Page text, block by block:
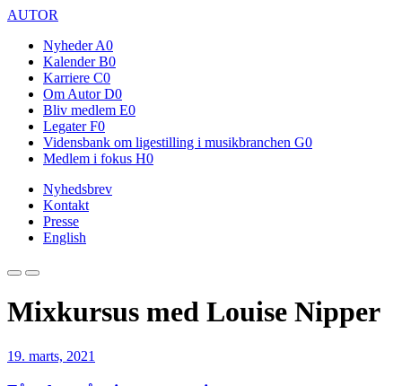
AUTOR
Nyheder A0
Kalender B0
Karriere C0
Om Autor D0
Bliv medlem E0
Legater F0
Vidensbank om ligestilling i musikbranchen G0
Medlem i fokus H0
Nyhedsbrev
Kontakt
Presse
English
Mixkursus med Louise Nipper
19. marts, 2021